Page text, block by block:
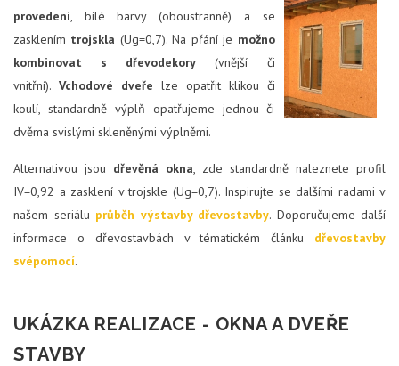
provedení, bílé barvy (oboustranně) a se
zasklením trojskla (Ug=0,7). Na přání je možno
kombinovat s dřevodekory (vnější či
vnitřní). Vchodové dveře lze opatřit klikou či
koulí, standardně výplň opatřujeme jednou či
dvěma svislými skleněnými výplněmi.
Alternativou jsou dřevěná okna, zde standardně naleznete profil
IV=0,92 a zasklení v trojskle (Ug=0,7). Inspirujte se dalšími radami v
našem seriálu průběh výstavby dřevostavby. Doporučujeme další
informace o dřevostavbách v tématickém článku dřevostavby
svépomocí.
UKÁZKA REALIZACE - OKNA A DVEŘE
STAVBY